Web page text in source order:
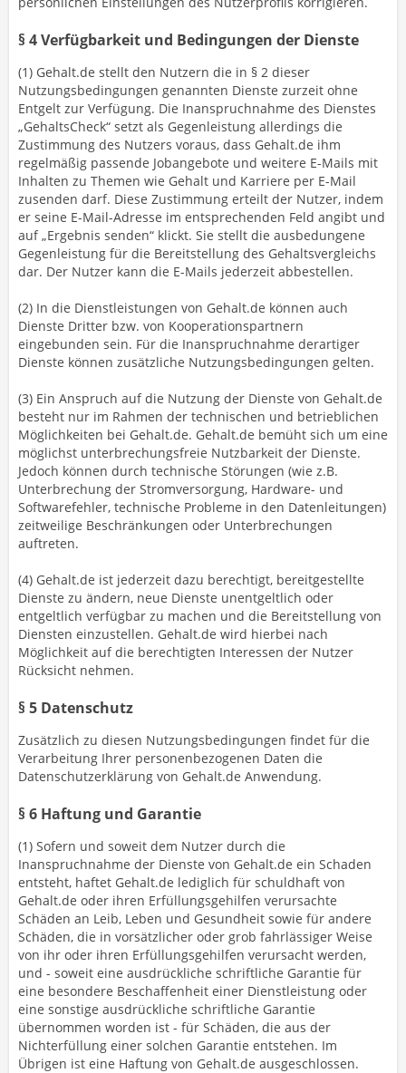
§ 4 Verfügbarkeit und Bedingungen der Dienste
(1) Gehalt.de stellt den Nutzern die in § 2 dieser
Nutzungsbedingungen genannten Dienste zurzeit ohne
Entgelt zur Verfügung. Die Inanspruchnahme des Dienstes
„GehaltsCheck“ setzt als Gegenleistung allerdings die
Zustimmung des Nutzers voraus, dass Gehalt.de ihm
regelmäßig passende Jobangebote und weitere E-Mails mit
Inhalten zu Themen wie Gehalt und Karriere per E-Mail
zusenden darf. Diese Zustimmung erteilt der Nutzer, indem
er seine E-Mail-Adresse im entsprechenden Feld angibt und
auf „Ergebnis senden“ klickt. Sie stellt die ausbedungene
Gegenleistung für die Bereitstellung des Gehaltsvergleichs
dar. Der Nutzer kann die E-Mails jederzeit abbestellen.
(2) In die Dienstleistungen von Gehalt.de können auch
Dienste Dritter bzw. von Kooperationspartnern
eingebunden sein. Für die Inanspruchnahme derartiger
Dienste können zusätzliche Nutzungsbedingungen gelten.
(3) Ein Anspruch auf die Nutzung der Dienste von Gehalt.de
besteht nur im Rahmen der technischen und betrieblichen
Möglichkeiten bei Gehalt.de. Gehalt.de bemüht sich um eine
möglichst unterbrechungsfreie Nutzbarkeit der Dienste.
Jedoch können durch technische Störungen (wie z.B.
Unterbrechung der Stromversorgung, Hardware- und
Softwarefehler, technische Probleme in den Datenleitungen)
zeitweilige Beschränkungen oder Unterbrechungen
auftreten.
(4) Gehalt.de ist jederzeit dazu berechtigt, bereitgestellte
Dienste zu ändern, neue Dienste unentgeltlich oder
entgeltlich verfügbar zu machen und die Bereitstellung von
Diensten einzustellen. Gehalt.de wird hierbei nach
Möglichkeit auf die berechtigten Interessen der Nutzer
Rücksicht nehmen.
§ 5 Datenschutz
Zusätzlich zu diesen Nutzungsbedingungen findet für die
Verarbeitung Ihrer personenbezogenen Daten die
Datenschutzerklärung von Gehalt.de Anwendung.
§ 6 Haftung und Garantie
(1) Sofern und soweit dem Nutzer durch die
Inanspruchnahme der Dienste von Gehalt.de ein Schaden
entsteht, haftet Gehalt.de lediglich für schuldhaft von
Gehalt.de oder ihren Erfüllungsgehilfen verursachte
Schäden an Leib, Leben und Gesundheit sowie für andere
Schäden, die in vorsätzlicher oder grob fahrlässiger Weise
von ihr oder ihren Erfüllungsgehilfen verursacht werden,
und - soweit eine ausdrückliche schriftliche Garantie für
eine besondere Beschaffenheit einer Dienstleistung oder
eine sonstige ausdrückliche schriftliche Garantie
übernommen worden ist - für Schäden, die aus der
Nichterfüllung einer solchen Garantie entstehen. Im
Übrigen ist eine Haftung von Gehalt.de ausgeschlossen.